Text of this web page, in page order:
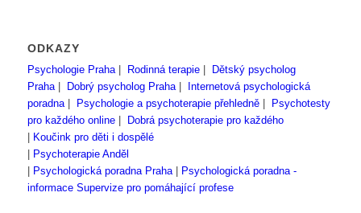
ODKAZY
Psychologie Praha| Rodinná terapie|
Dětský psycholog
Praha| Dobrý psycholog Praha|
Internetová psychologická
poradna| Psychologie a psychoterapie přehledně|
Psychotesty
pro každého online|
Dobrá psychoterapie pro každého
Koučink pro děti i dospělé
Psychoterapie Anděl
Psychologická poradna Praha|
Psychologická poradna -
informace Supervize pro pomáhající profese